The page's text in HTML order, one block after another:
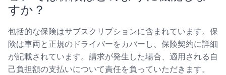
すか？
包括的な保険はサブスクリプションに含まれています。保
険は車両と正規のドライバーをカバーし、保険契約に詳細
が記載されています。請求が発生した場合、適用される自
己負担額の支払いについて責任を負っていただきます。